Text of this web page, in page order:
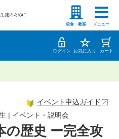
校舎・教室 メニュー
高等学校の先生
ログイン お気に入り カート
の歴史 ー完全攻
| イベント・説明会
イベント申込ガイド